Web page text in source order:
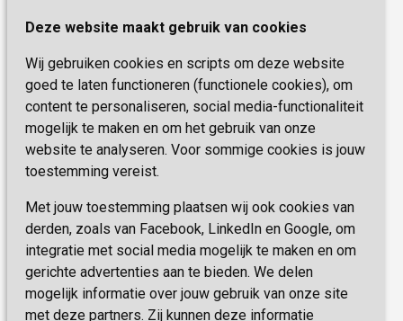
Deze website maakt gebruik van cookies
Wij gebruiken cookies en scripts om deze website
goed te laten functioneren (functionele cookies), om
content te personaliseren, social media-functionaliteit
mogelijk te maken en om het gebruik van onze
website te analyseren. Voor sommige cookies is jouw
toestemming vereist.
Met jouw toestemming plaatsen wij ook cookies van
derden, zoals van Facebook, LinkedIn en Google, om
integratie met social media mogelijk te maken en om
gerichte advertenties aan te bieden. We delen
mogelijk informatie over jouw gebruik van onze site
met deze partners. Zij kunnen deze informatie
Onze specialiteiten
Kwaliteit & Klantbeleving
Missie & Visie
Vastgoed
Innovatie
6419 PB Heerlen
Telefoon:0900 777 4 777
E-mail:zorgbemiddeling@sevagram.nl
Schrijf je nu in!
Blijf op de hoogte van de laatste activiteiten en
nieuwtjes met onze nieuwsbrief
INSCHRIJVEN